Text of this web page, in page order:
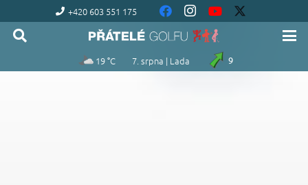
+420 603 551 175
19 °C 7. srpna | Lada 9